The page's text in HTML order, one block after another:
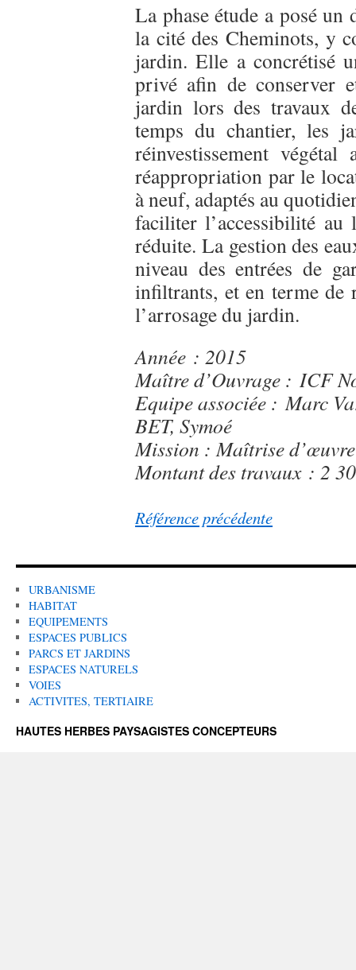
La phase étude a posé
la cité des Cheminots, y
jardin. Elle a concrétisé
privé afin de conserver
jardin lors des travaux
temps du chantier, les
réinvestissement
réappropriation par le
à neuf, adaptés au
faciliter l’accessibilité au
réduite. La gestion des
niveau des entrées de
infiltrants, et en terme de
l’arrosage du jardin.
Année : 2015
Maître d’Ouvrage : ICF
Equipe associée : Marc
BET, Symoé
Mission : Maîtrise d’œuvre
Montant des travaux : 2
Référence précédente
URBANISME
HABITAT
EQUIPEMENTS
ESPACES PUBLICS
PARCS ET JARDINS
ESPACES NATURELS
VOIES
ACTIVITES, TERTIAIRE
HAUTES HERBES PAYSAGISTES CONCEPTEURS